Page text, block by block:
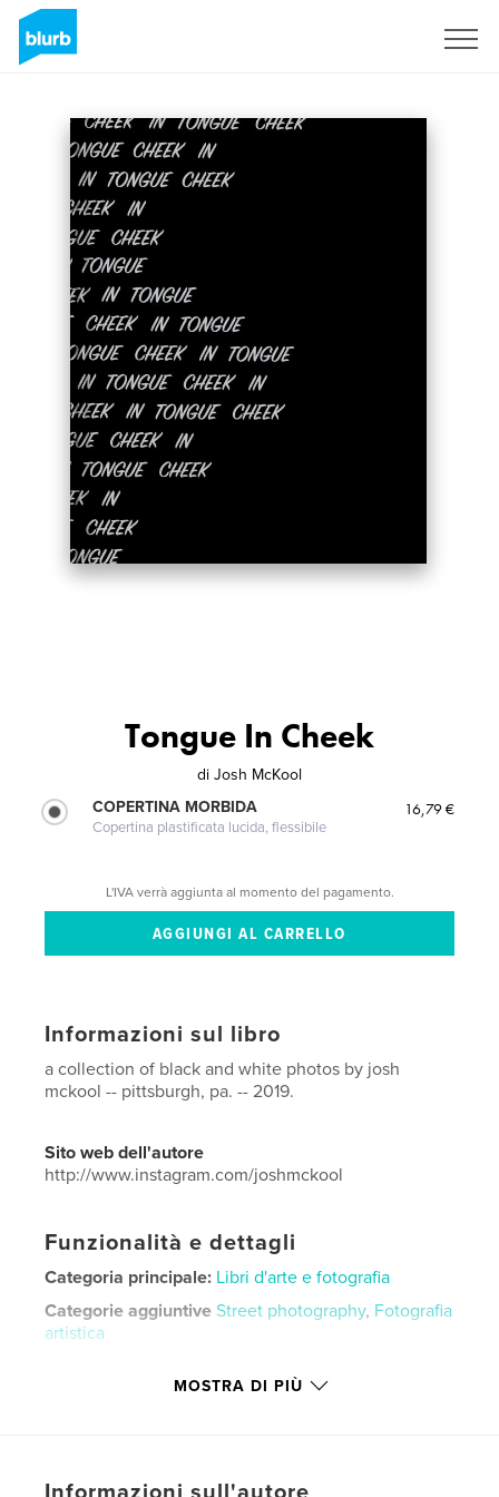
Tongue In Cheek
di Josh McKool
COPERTINA MORBIDA
Copertina plastificata lucida, flessibile
16,79 €
L'IVA verrà aggiunta al momento del pagamento.
Informazioni sul libro
a collection of black and white photos by josh
mckool -- pittsburgh, pa. -- 2019.
Sito web dell'autore
http://www.instagram.com/joshmckool
Funzionalità e dettagli
Categoria principale: Libri d'arte e fotografia
Categorie aggiuntive Street photography, Fotografia
artistica
MOSTRA DI PIÙ